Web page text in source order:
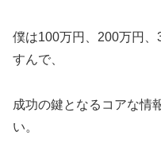
僕は100万円、200万円、
すんで、
成功の鍵となるコアな情
い。